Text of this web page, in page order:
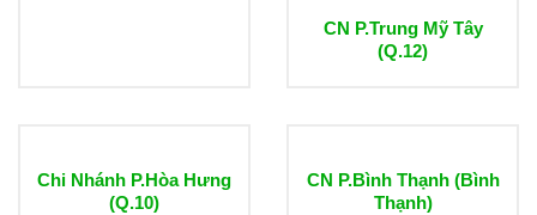
CN P.Trung Mỹ Tây
(Q.12)
Chi Nhánh P.Hòa Hưng
(Q.10)
CN P.Bình Thạnh (Bình
Thạnh)